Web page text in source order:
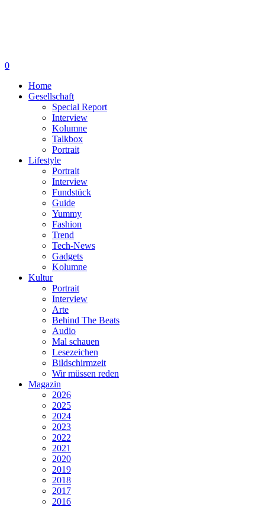
0
Home
Gesellschaft
Special Report
Interview
Kolumne
Talkbox
Portrait
Lifestyle
Portrait
Interview
Fundstück
Guide
Yummy
Fashion
Trend
Tech-News
Gadgets
Kolumne
Kultur
Portrait
Interview
Arte
Behind The Beats
Audio
Mal schauen
Lesezeichen
Bildschirmzeit
Wir müssen reden
Magazin
2026
2025
2024
2023
2022
2021
2020
2019
2018
2017
2016